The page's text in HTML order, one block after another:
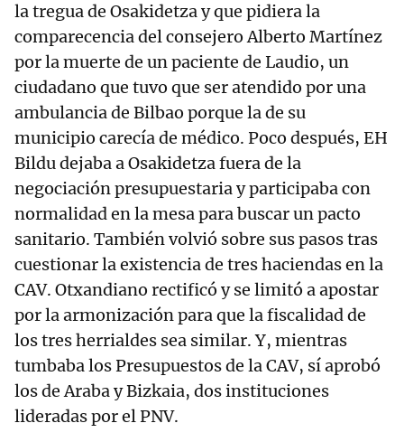
la tregua de Osakidetza y que pidiera la
comparecencia del consejero Alberto Martínez
por la muerte de un paciente de Laudio, un
ciudadano que tuvo que ser atendido por una
ambulancia de Bilbao porque la de su
municipio carecía de médico. Poco después, EH
Bildu dejaba a Osakidetza fuera de la
negociación presupuestaria y participaba con
normalidad en la mesa para buscar un pacto
sanitario. También volvió sobre sus pasos tras
cuestionar la existencia de tres haciendas en la
CAV. Otxandiano rectificó y se limitó a apostar
por la armonización para que la fiscalidad de
los tres herrialdes sea similar. Y, mientras
tumbaba los Presupuestos de la CAV, sí aprobó
los de Araba y Bizkaia, dos instituciones
lideradas por el PNV.